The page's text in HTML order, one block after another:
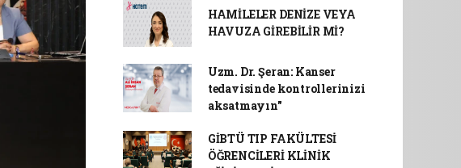
HAMİLELER DENİZE VEYA
HAVUZA GİREBİLİR Mİ?
Uzm. Dr. Şeran: Kanser
tedavisinde kontrollerinizi
aksatmayın"
GİBTÜ TIP FAKÜLTESİ
ÖĞRENCİLERİ KLİNİK